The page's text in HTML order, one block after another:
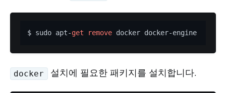
$ sudo apt-get remove
docker 설치에 필요한 패키지를 설치합니다.